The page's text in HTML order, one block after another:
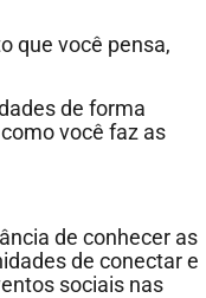
que você pensa,
de forma
você faz as
de conhecer as
de conectar e
sociais nas